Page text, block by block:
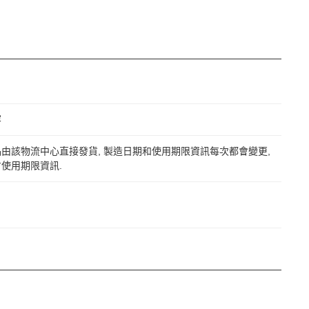
該物流中心直接發貨, 製造日期和使用期限資訊每次都會變更,
用期限資訊.